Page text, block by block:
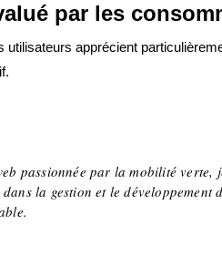
par les
apprécient
passionnée par la mobilité verte,
la gestion et le développement